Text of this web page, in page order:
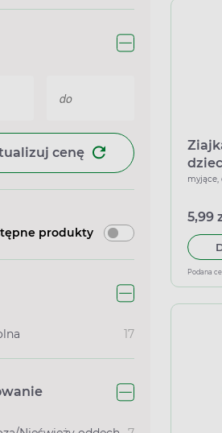
cenę
produkty
17
myjące,
5,99
Podana